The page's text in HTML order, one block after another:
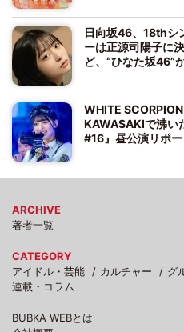
日向坂46、18thシ
ーは正源司陽子に
ど、“ひなた坂46”
WHITE
KAWASAKIで沸い
#16』昼公演リポー
ARCHIVE
著者一覧
CATEGORY
アイドル・芸能
カルチャー グ
連載・コラム
BUBKA WEBとは